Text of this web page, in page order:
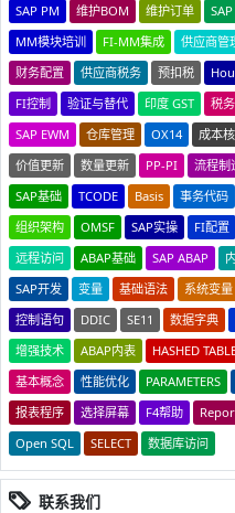
SAP PM
维护BOM 维护订单
MM模块培训
FI-MM集成 供应商管
财务配置
供应商税务 预扣税
FI控制
验证与替代 印度 GST 税
SAP EWM
仓库管理 OX14 成本
价值更新
数量更新 PP-PI 流程制
SAP基础
TCODE Basis 事务代码
组织架构
OMSF SAP实操 FI配置
远程访问
ABAP基础 SAP ABAP
SAP开发
变量 基础语法 系统变量
控制语句
DDIC SE11 数据字典
增强技术
ABAP内表 HASHED
基本概念
性能优化 PARAMETERS
报表程序
选择屏幕 F4帮助
Open SQL
SELECT 数据库访问
联系我们